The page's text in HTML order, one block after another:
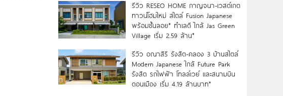
รีวิว RESEO HOME กาญจนา-เวสต์เกต
ทาวน์โฮมใหม่ สไตล์ Fusion Japanese
พร้อมชั้นลอย* ทำเลดี ใกล้ Jas Green
Village เริ่ม 2.59 ล้าน*
รีวิว อณาสิริ รังสิต-คลอง 3 บ้านสไตล์
Modern Japanese ใกล้ Future Park
รังสิต รถไฟฟ้า โทลล์เวย์ และสนามบิน
ดอนเมือง เริ่ม 4.19 ล้านบาท*